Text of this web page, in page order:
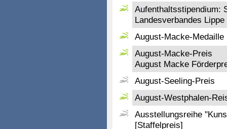
Aufenthaltsstipendium:
Landesverbandes
August-Macke-Medaille
August-Macke-Preis
August Macke
August-Seeling-Preis
August-Westphalen-
Ausstellungsreihe
[Staffelpreis]